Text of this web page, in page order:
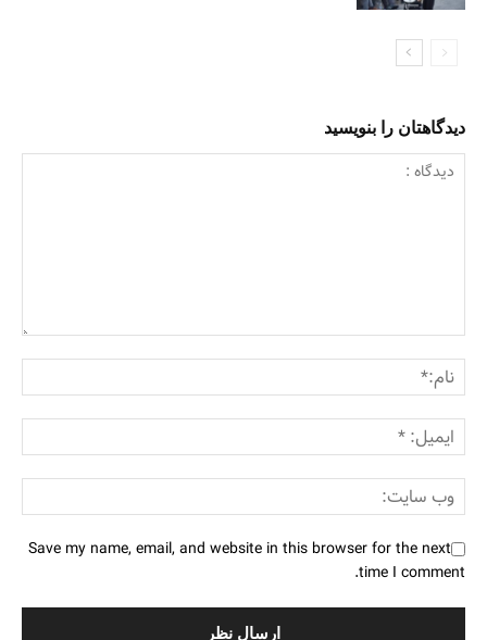
دیدگاهتان را بنویسید
Save my name, email, and website in this browser for the next
time I comment.